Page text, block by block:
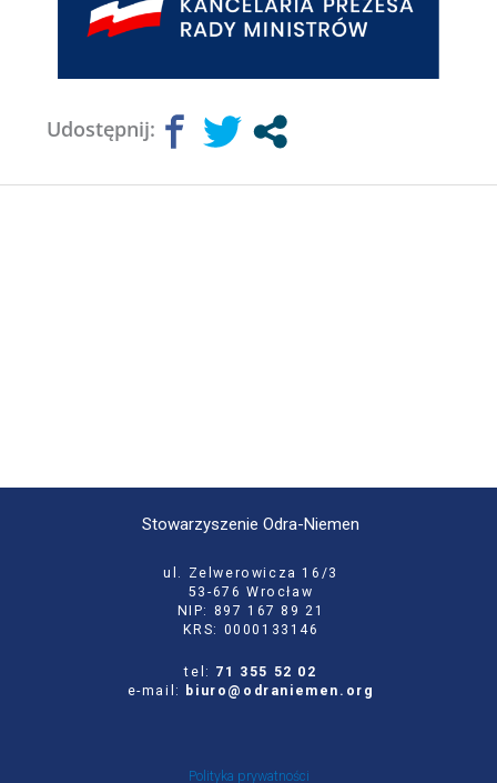
Udostępnij:
Stowarzyszenie Odra-Niemen
ul. Zelwerowicza 16/3
53-676 Wrocław
NIP: 897 167 89 21
KRS: 0000133146
tel: 71 355 52 02
e-mail:
biuro@odraniemen.org
Polityka prywatności